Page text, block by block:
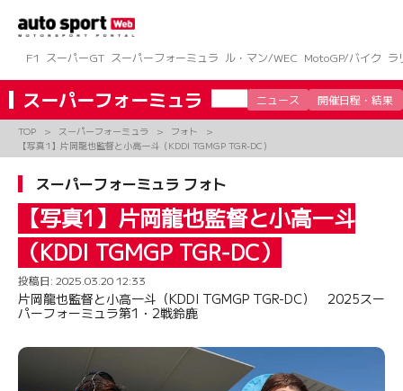
ツ
へ
ス
キ
プ
F1 スーパーGT スーパーフォーミュラ ル・マン/WEC MotoGP/バイク ラ
スーパーフォーミュラ ニュース 開催日程・結果
TOP スーパーフォーミュラ
フォト
【写真1】片岡龍也監督と小高一斗（KDDI TGMGP TGR-DC）
スーパーフォーミュラ フォト
【写真1】片岡龍也監督と小高一斗
（KDDI TGMGP TGR-DC）
投稿日: 2025.03.20 12:33
片岡龍也監督と小高一斗（KDDI TGMGP TGR-DC） 2025スー
パーフォーミュラ第1・2戦鈴鹿